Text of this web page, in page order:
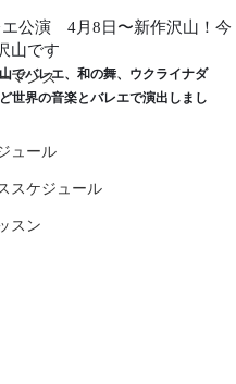
マンス
ュール
スケジュール
スン
エ公演 4月8日〜新作沢山！今
山です
でバレエ、和の舞、ウクライナダ
世界の音楽とバレエで演出しまし